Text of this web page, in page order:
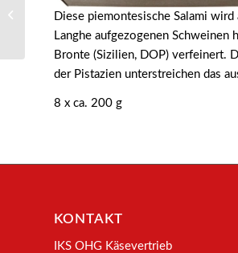
Diese piemontesische Salami
Langhe aufgezogenen
Bronte (Sizilien, DOP) verfeinert.
der Pistazien unterstreichen das
8 x ca. 200 g
KONTAKT
IKS OHG Käsevertrieb
9515 – Salame chiapella
al tartufo ( Trüffel )